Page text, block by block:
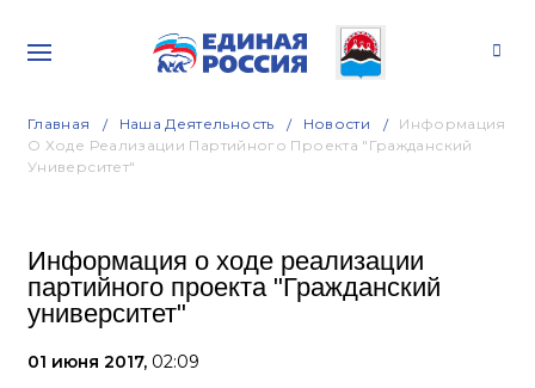
Главная Наша Деятельность Новости
Информация
О Ходе Реализации Партийного Проекта "Гражданский
Университет"
Информация о ходе реализации
партийного проекта "Гражданский
университет"
01 июня 2017, 02:09